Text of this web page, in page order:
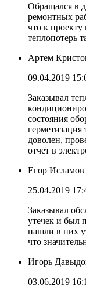
Обращался в
ремонтных
что к проекту
теплопотерь
Артем
09.04.2019
Заказывал
состояния
доволен,
отчет в
Егор Исламов
25.04.2019
Заказывал
утечек и был
нашли в них
что
Игорь
03.06.2019